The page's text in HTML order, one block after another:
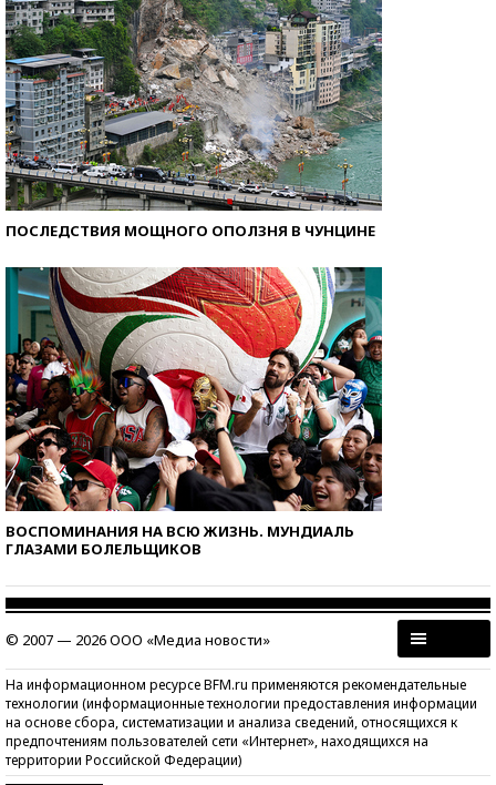
ПОСЛЕДСТВИЯ МОЩНОГО ОПОЛЗНЯ В ЧУНЦИНЕ
ВОСПОМИНАНИЯ НА ВСЮ ЖИЗНЬ. МУНДИАЛЬ
ГЛАЗАМИ БОЛЕЛЬЩИКОВ
© 2007 — 2026 ООО «Медиа новости»
На информационном ресурсе BFM.ru применяются рекомендательные
технологии (информационные технологии предоставления информации
на основе сбора, систематизации и анализа сведений, относящихся к
предпочтениям пользователей сети «Интернет», находящихся на
территории Российской Федерации)